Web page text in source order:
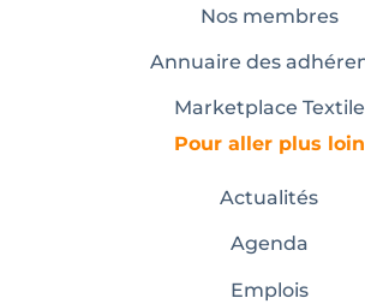
Nos membres
Annuaire des
Marketplace Textile
Pour aller plus loin
Actualités
Agenda
Emplois